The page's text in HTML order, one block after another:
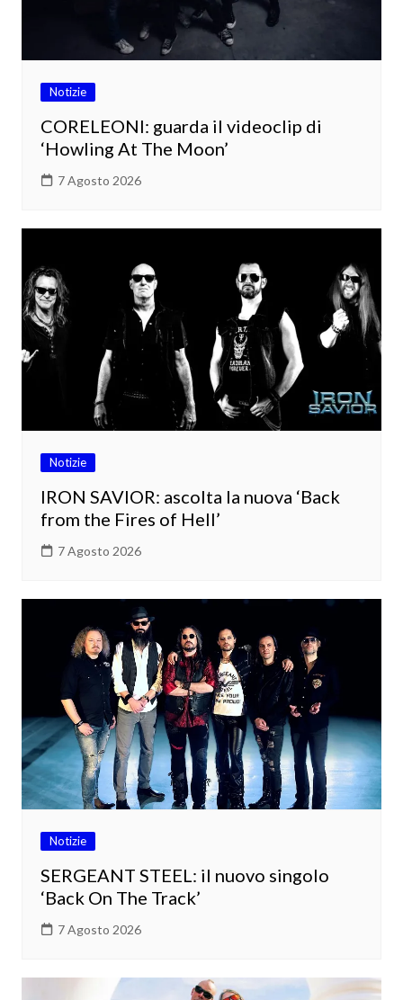
Notizie
CORELEONI: guarda il videoclip di
‘Howling At The Moon’
7 Agosto 2026
Notizie
IRON SAVIOR: ascolta la nuova ‘Back
from the Fires of Hell’
7 Agosto 2026
Notizie
SERGEANT STEEL: il nuovo singolo
‘Back On The Track’
7 Agosto 2026